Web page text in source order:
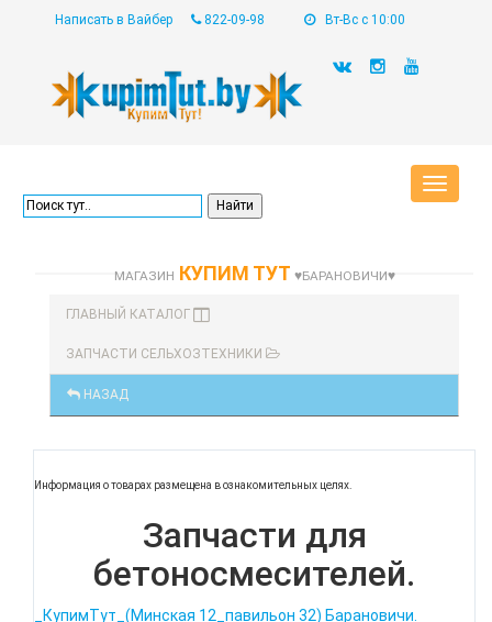
Написать в Вайбер 822-09-98 Вт-Вс с 10:00
Toggle
МАГАЗИН КУПИМ ТУТ ♥БАРАНОВИЧИ♥
ГЛАВНЫЙ КАТАЛОГ
ЗАПЧАСТИ СЕЛЬХОЗТЕХНИКИ
НАЗАД
Информация о товарах размещена в ознакомительных целях.
Запчасти для
бетоносмесителей.
_КупимТут_(Минская 12_павильон 32) Барановичи.